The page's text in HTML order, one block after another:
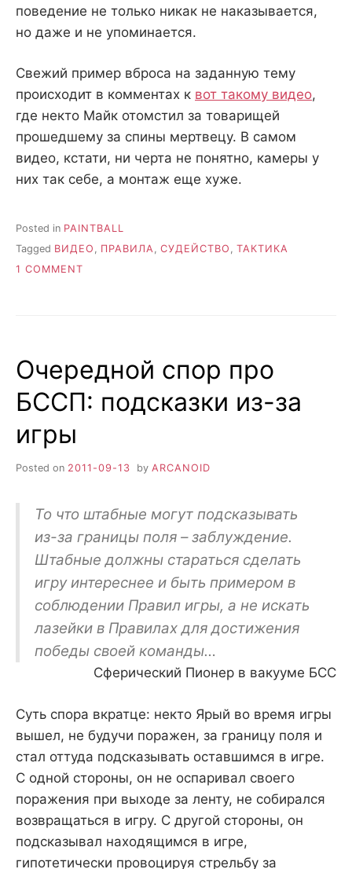
поведение не только никак не наказывается,
но даже и не упоминается.
Свежий пример вброса на заданную тему
происходит в комментах к вот такому видео,
где некто Майк отомстил за товарищей
прошедшему за спины мертвецу. В самом
видео, кстати, ни черта не понятно, камеры у
них так себе, а монтаж еще хуже.
Posted in PAINTBALL
Tagged ВИДЕО , ПРАВИЛА, СУДЕЙСТВО , ТАКТИКА
1 COMMENT
Очередной спор про
БССП: подсказки из-за
игры
Posted on 2011-09-13 by ARCANOID
То что штабные могут подсказывать
из-за границы поля – заблуждение.
Штабные должны стараться сделать
игру интереснее и быть примером в
соблюдении Правил игры, а не искать
лазейки в Правилах для достижения
победы своей команды…
Сферический Пионер в вакууме БСС
Суть спора вкратце: некто Ярый во время игры
вышел, не будучи поражен, за границу поля и
стал оттуда подсказывать оставшимся в игре.
С одной стороны, он не оспаривал своего
поражения при выходе за ленту, не собирался
возвращаться в игру. С другой стороны, он
подсказывал находящимся в игре,
гипотетически провоцируя стрельбу за